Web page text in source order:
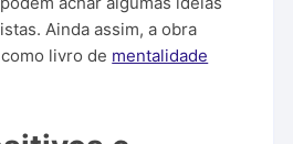
Ainda assim, a obra
livro de mentalidade